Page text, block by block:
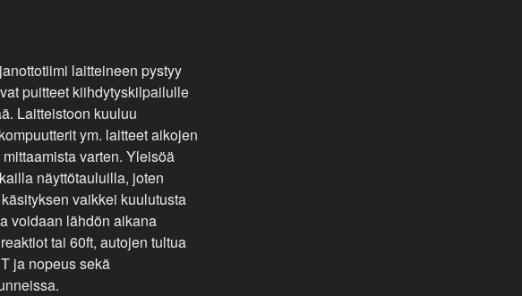
laitteineen pystyy
puitteet kiihdytyskilpailulle
Laitteistoon kuuluu
ym. laitteet aikojen
varten. Yleisöä
näyttötauluilla, joten
vaikkei kuulutusta
voidaan lähdön aikana
tai 60ft, autojen tultua
ja nopeus sekä